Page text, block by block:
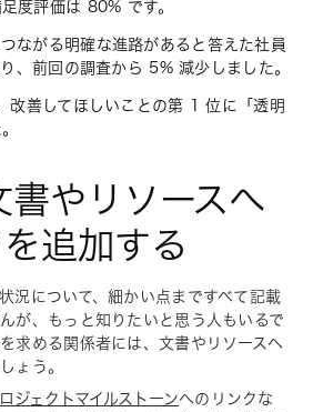
度評価は 80% です。
ながる明確な進路があると答えた社員
、前回の調査から 5% 減少しました。
改善してほしいことの第 1 位に「透明
やリソースへ
追加する
況について、細かい点まですべて記載
が、もっと知りたいと思う人もいるで
求める関係者には、文書やリソースへ
ょう。
ジェクトマイルストーンへのリンクな